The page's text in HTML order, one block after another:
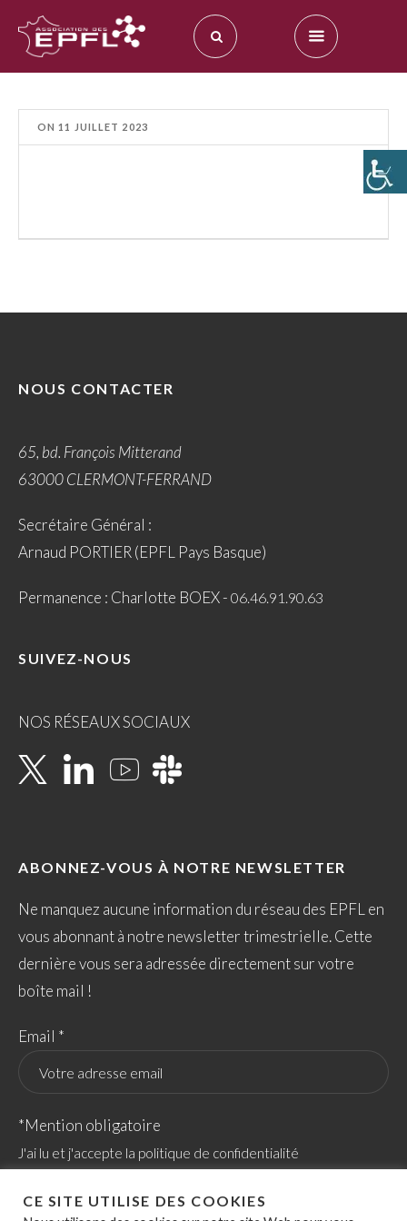
ON11 JUILLET 2023
NOUS CONTACTER
65, bd. François Mitterand
63000 CLERMONT-FERRAND
Secrétaire Général :
Arnaud PORTIER (EPFL Pays Basque)
Permanence : Charlotte BOEX -06.46.91.90.63
SUIVEZ-NOUS
NOS RÉSEAUX SOCIAUX
ABONNEZ-VOUS À NOTRE NEWSLETTER
Ne manquez aucune information du réseau des EPFL en
vous abonnant à notre newsletter trimestrielle. Cette
dernière vous sera adressée directement sur votre
boîte mail !
Email *
*Mention obligatoire
J'ai lu et j'accepte la politique de confidentialité
CE SITE UTILISE DES COOKIES